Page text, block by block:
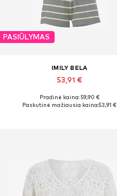
PASIŪLYMAS
IMILY BELA
53,91 €
Galimi dydžiai: 36, 38, 40
Pradinė kaina: 59,90 €
Paskutinė mažiausia kaina:53,91 €